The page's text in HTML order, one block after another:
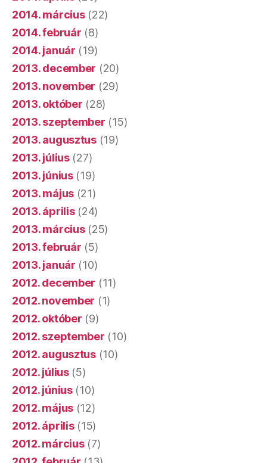
2014. március(22)
2014. február (8)
2014. január (19)
2013. december (20)
2013. november (29)
2013. október (28)
2013. szeptember (15)
2013. augusztus(19)
2013. július(27)
2013. június(19)
2013. május (21)
2013. április(24)
2013. március(25)
2013. február (5)
2013. január (10)
2012. december (11)
2012. november (1)
2012. október (9)
2012. szeptember (10)
2012. augusztus(10)
2012. július(5)
2012. június(10)
2012. május (12)
2012. április(15)
2012. március(7)